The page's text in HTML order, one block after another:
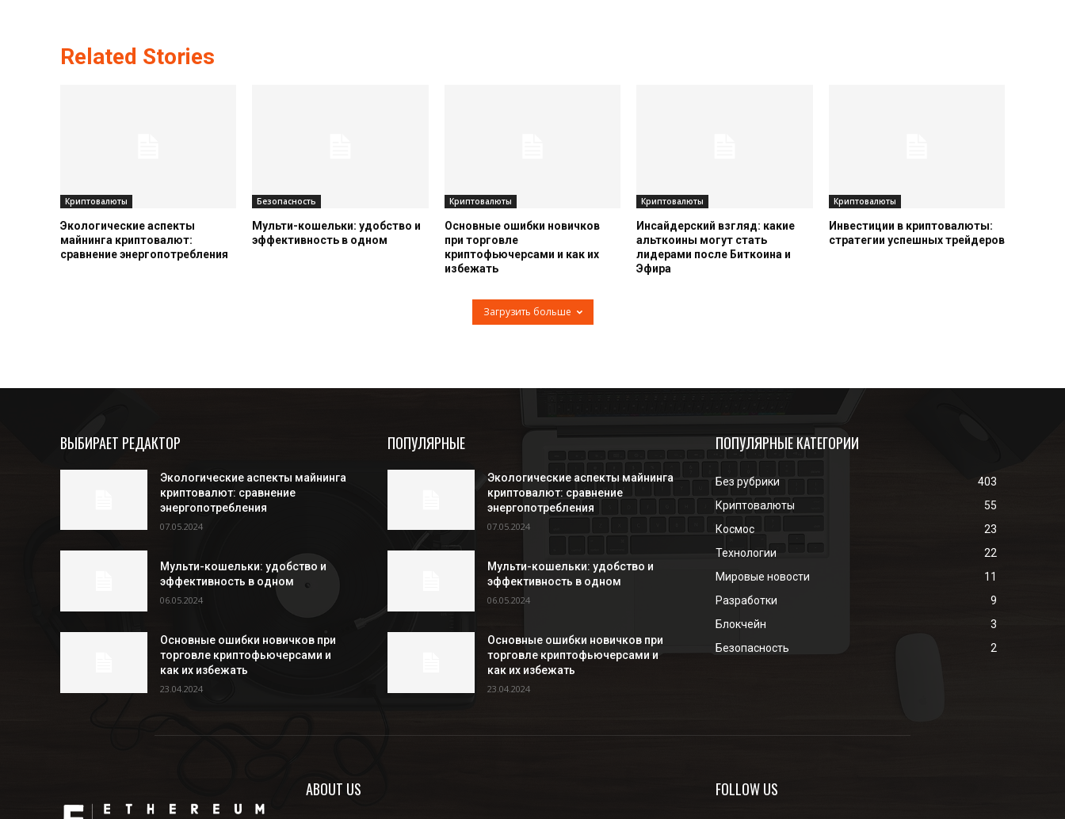
Related Stories
Криптовалюты
Экологические аспекты
майнинга криптовалют:
сравнение энергопотребления
Безопасность
Мульти-кошельки: удобство и
эффективность в одном
Криптовалюты
Основные ошибки новичков
при торговле
криптофьючерсами и как их
избежать
Криптовалюты
Инсайдерский взгляд: какие
альткоины могут стать
лидерами после Биткоина и
Эфира
Криптовалюты
Инвестиции в криптовалюты:
стратегии успешных трейдеров
Загрузить больше
ВЫБИРАЕТ РЕДАКТОР
Экологические аспекты майнинга
криптовалют: сравнение
энергопотребления
07.05.2024
Мульти-кошельки: удобство и
эффективность в одном
06.05.2024
Основные ошибки новичков при
торговле криптофьючерсами и
как их избежать
23.04.2024
ПОПУЛЯРНЫЕ
Экологические аспекты майнинга
криптовалют: сравнение
энергопотребления
07.05.2024
Мульти-кошельки: удобство и
эффективность в одном
06.05.2024
Основные ошибки новичков при
торговле криптофьючерсами и
как их избежать
23.04.2024
ПОПУЛЯРНЫЕ КАТЕГОРИИ
Без рубрики
403
Криптовалюты
55
Космос
23
Технологии
22
Мировые новости
11
Разработки
9
Блокчейн
3
Безопасность
2
ABOUT US FOLLOW US